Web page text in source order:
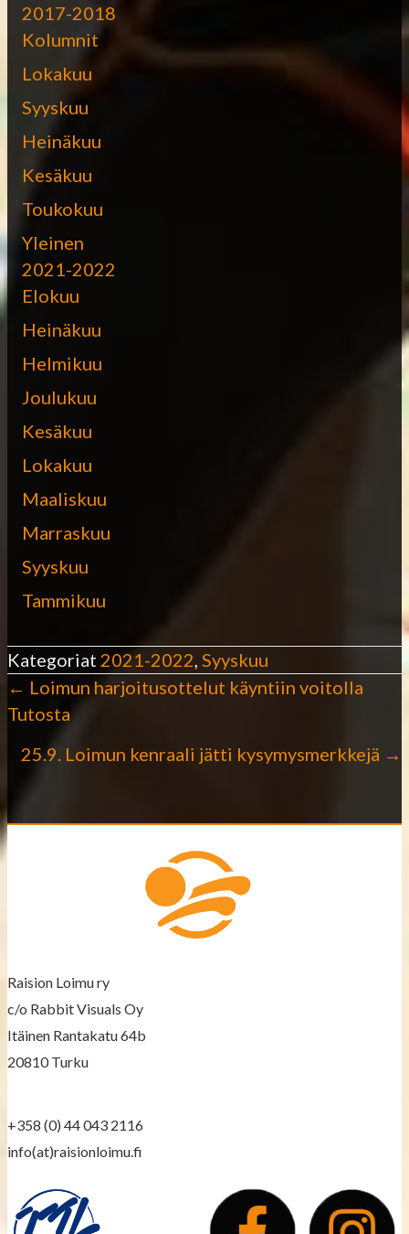
2017-2018
Kolumnit
Lokakuu
Syyskuu
Heinäkuu
Kesäkuu
Toukokuu
Yleinen
2021-2022
Elokuu
Heinäkuu
Helmikuu
Joulukuu
Kesäkuu
Lokakuu
Maaliskuu
Marraskuu
Syyskuu
Tammikuu
Kategoriat 2021-2022 Syyskuu
P
t
v
i
g
t
o
← Loimun harjoitusottelut käyntiin voitolla
Tutosta
25.9. Loimun kenraali jätti kysymysmerkkejä →
Raision Loimu ry
c/o Rabbit Visuals Oy
Itäinen Rantakatu 64b
20810 Turku
+358 (0) 44 043 2116
info(at)raisionloimu.fi